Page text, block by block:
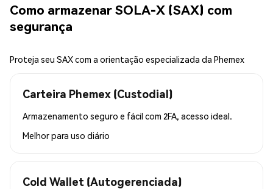
Como armazenar SOLA-X (SAX) com
segurança
Proteja seu SAX com a orientação especializada da Phemex
Carteira Phemex (Custodial)
Armazenamento seguro e fácil com 2FA, acesso ideal.
Melhor para uso diário
Cold Wallet (Autogerenciada)